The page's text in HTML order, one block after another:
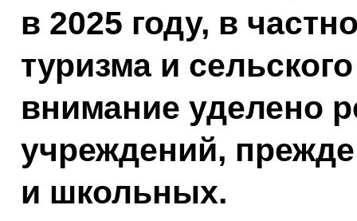
в 2025 году, в
туризма и
внимание уделено
учреждений,
и школьных.